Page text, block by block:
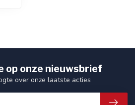
op onze nieuwsbrief
over onze laatste acties